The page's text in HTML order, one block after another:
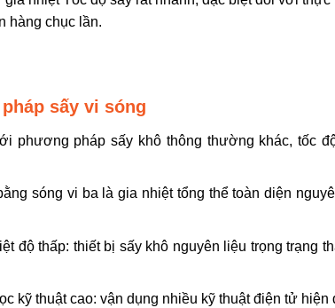
hàng chục lần.
sấy vi sóng
phương pháp sấy khô thông thường khác, tốc
sóng vi ba là gia nhiệt tổng thể toàn diện
độ thấp: thiết bị sấy khô nguyên liệu trọng trạng
kỹ thuật cao: vận dụng nhiều kỹ thuật điện tử